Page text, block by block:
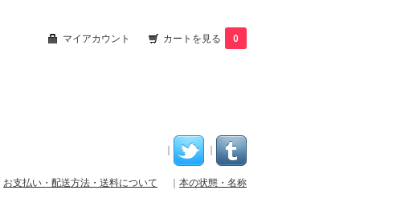
マイアカウント カートを見る 0
｜ ｜
お支払い・配送方法・送料について ｜ 本の状態・名称